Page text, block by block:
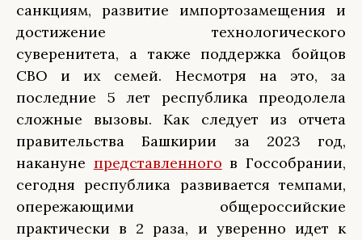
санкциям, развитие импортозамещения и
достижение технологического
суверенитета, а также поддержка бойцов
СВО и их семей. Несмотря на это, за
последние 5 лет республика преодолела
сложные вызовы. Как следует из отчета
правительства Башкирии за 2023 год,
накануне представленного в Госсобрании,
сегодня республика развивается темпами,
опережающими общероссийские
практически в 2 раза, и уверенно идет к